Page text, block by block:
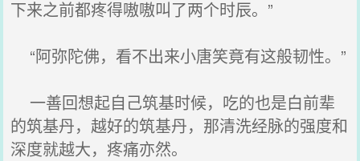
下来之前都疼得嗷嗷叫了两个时辰。”
“阿弥陀佛，看不出来小唐笑竟有这般韧性。”
一善回想起自己筑基时候，吃的也是白前辈
的筑基丹，越好的筑基丹，那清洗经脉的强度和
深度就越大，疼痛亦然。